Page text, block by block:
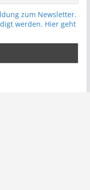
zum Newsletter.
werden. Hier geht